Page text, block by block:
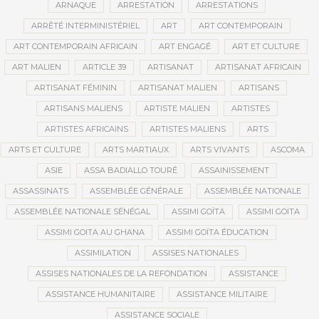
ARNAQUE ARRESTATION ARRESTATIONS
ARRÊTÉ INTERMINISTÉRIEL ART ART CONTEMPORAIN
ART CONTEMPORAIN AFRICAIN ART ENGAGÉ ART ET CULTURE
ART MALIEN ARTICLE 39 ARTISANAT ARTISANAT AFRICAIN
ARTISANAT FÉMININ ARTISANAT MALIEN ARTISANS
ARTISANS MALIENS ARTISTE MALIEN ARTISTES
ARTISTES AFRICAINS ARTISTES MALIENS ARTS
ARTS ET CULTURE ARTS MARTIAUX ARTS VIVANTS ASCOMA
ASIE ASSA BADIALLO TOURÉ ASSAINISSEMENT
ASSASSINATS ASSEMBLÉE GÉNÉRALE ASSEMBLÉE NATIONALE
ASSEMBLÉE NATIONALE SÉNÉGAL ASSIMI GOÏTA ASSIMI GOITA
ASSIMI GOITA AU GHANA ASSIMI GOÏTA ÉDUCATION
ASSIMILATION ASSISES NATIONALES
ASSISES NATIONALES DE LA REFONDATION ASSISTANCE
ASSISTANCE HUMANITAIRE ASSISTANCE MILITAIRE
ASSISTANCE SOCIALE